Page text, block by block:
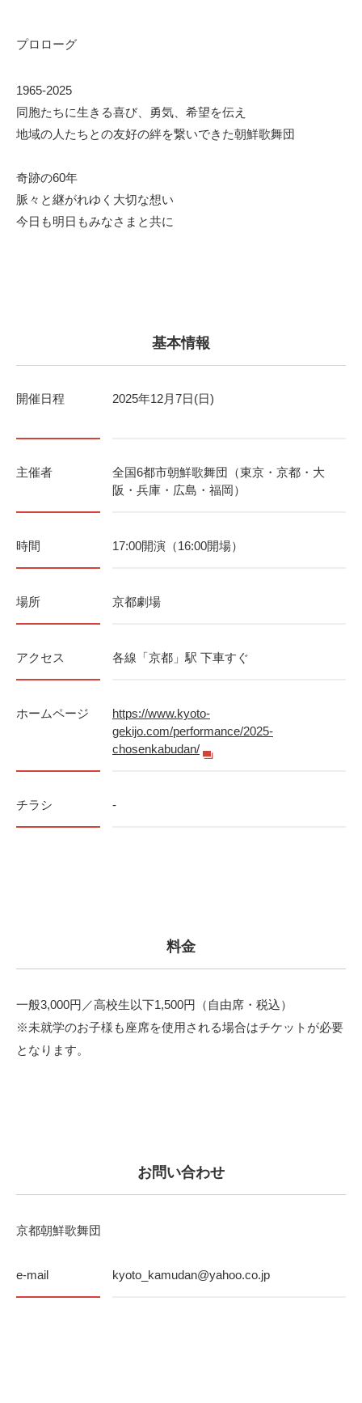
プロローグ
1965-2025
同胞たちに生きる喜び、勇気、希望を伝え
地域の人たちとの友好の絆を繋いできた朝鮮歌舞団
奇跡の60年
脈々と継がれゆく大切な想い
今日も明日もみなさまと共に
基本情報
開催日程 2025年12月7日(日)
主催者
全国6都市朝鮮歌舞団（東京・京都・大
阪・兵庫・広島・福岡）
時間 17:00開演（16:00開場）
場所 京都劇場
アクセス 各線「京都」駅 下車すぐ
ホームページ
https://www.kyoto-
gekijo.com/performance/2025-
chosenkabudan/
チラシ -
料金
一般3,000円／高校生以下1,500円（自由席・税込）
※未就学のお子様も座席を使用される場合はチケットが必要
となります。
お問い合わせ
京都朝鮮歌舞団
e-mail kyoto_kamudan@yahoo.co.jp